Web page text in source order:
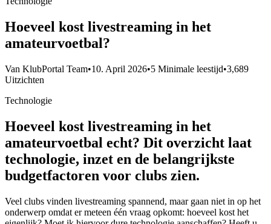
Hoeveel kost livestreaming in het
amateurvoetbal?
Van KlubPortal Team•10. April 2026•5 Minimale leestijd•3,689
Uitzichten
Technologie
Hoeveel kost livestreaming in het
amateurvoetbal echt? Dit overzicht laat
technologie, inzet en de belangrijkste
budgetfactoren voor clubs zien.
Veel clubs vinden livestreaming spannend, maar gaan niet in op het
onderwerp omdat er meteen één vraag opkomt: hoeveel kost het